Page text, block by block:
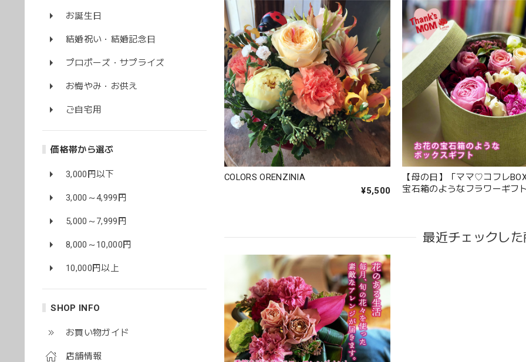
お誕生日
結婚祝い・結婚記念日
プロポーズ・サプライズ
お悔やみ・お供え
ご自宅用
価格帯から選ぶ
3,000円以下
3,000～4,999円
5,000～7,999円
8,000～10,000円
10,000円以上
SHOP INFO
お買い物ガイド
店舗情報
しました。 配送についてもご満足いただけたようで何より
花をお届けしてまいります。 またのご利用を心よりお待ちし
た。
心を伝える花 キモチ 「ありがとう ARIGATO」 6600
2025/02/07
姉の誕生日に花束を注文しました。 予め希望やイメージを伝えたところ、レ
スな華やかな花束を作ってくださいました。 姉も大変喜んでくれて、大満
屋さんです。
大変嬉しいレビューありがとうございます。 お姉さんも喜
アンティークブーケ（カビン付き）
2024/05/26
花の状態も良く素敵な花束で、 とても満足しております。 丁寧に梱包され
トさんが花の提案と相談に 快く応じてくれます。 今後も利用したい信頼のお
うれしいお返事ありがとうございました。 スタッフ一同励み
COLORS ORENZINIA
¥5,500
【母の日】「ママ♡コフレ
宝石箱のようなフラワーギフ
最近チェックした